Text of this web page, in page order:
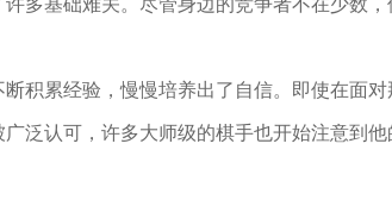
多基础难关。尽管身边的竞争者不在少数
积累经验，慢慢培养出了自信。即使在面
泛认可，许多大师级的棋手也开始注意到他